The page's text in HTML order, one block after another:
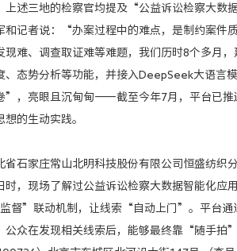
三地的检察官均提及“公益诉讼检察大数
和记者说：“办案过程中的难点，是制约案件
现难、调查取证难等难题，我们历时8个多月
、态势分析等功能，并接入DeepSeek大语言
亮眼且沉甸甸——截至今年7月，平台已推
的生动实践。
家庄常山北明科技股份有限公司恒盛纺织
现场了解过公益诉讼检察大数据智能化应用
督”联动机制，让线索“自动上门”。平台通
众在发现相关线索后，能够最终靠“随手拍”